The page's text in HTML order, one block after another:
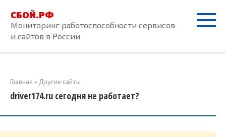
контенту
СБОЙ.РФ
Мониторинг работоспособности сервисов
и сайтов в России
Главная » Другие сайты
driver174.ru сегодня не работает?